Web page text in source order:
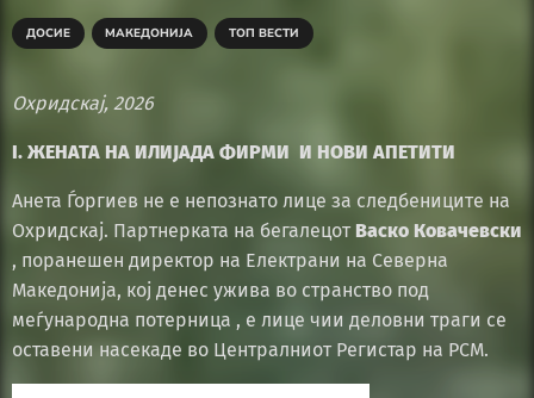
ДОСИЕ МАКЕДОНИЈА ТОП ВЕСТИ
Охридскај, 2026
I. ЖЕНАТА НА ИЛИЈАДА ФИРМИ И НОВИ АПЕТИТИ
Анета Ѓоргиев не е непознато лице за следбениците на
Охридскај. Партнерката на бегалецот Васко Ковачевски
, поранешен директор на Електрани на Северна
Македонија, кој денес ужива во странство под
меѓународна потерница , е лице чии деловни траги се
оставени насекаде во Централниот Регистар на РСМ.